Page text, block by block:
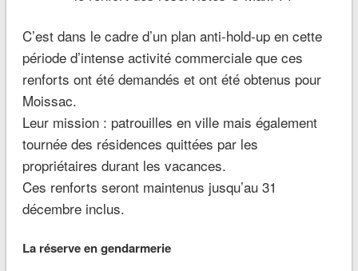
C’est dans le cadre d’un plan anti-hold-up en cette
période d’intense activité commerciale que ces
renforts ont été demandés et ont été obtenus pour
Moissac.
Leur mission : patrouilles en ville mais également
tournée des résidences quittées par les
propriétaires durant les vacances.
Ces renforts seront maintenus jusqu’au 31
décembre inclus.
La réserve en gendarmerie